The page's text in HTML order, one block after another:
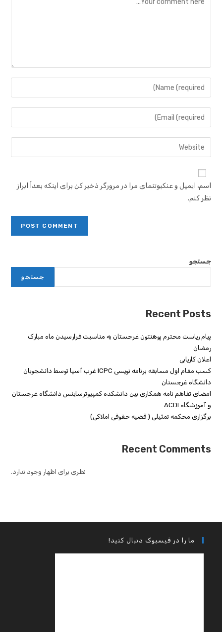
اسم، ایمیل و عنکبوتنمای مرا در مرورگر ذخیر کن برای اینکه بعداً ابراز
نظر کنم.
جستجو
جستجو
Recent Posts
پیام ریاست محترم پوهنتون غرجستان به مناسبت فرارسیدن ماه مبارک
رمضان
اعلان کاریابی
کسب مقام اول مسابقه برنامه نویسی ICPC غرب آسیا توسط دانشجویان
دانشگاه غرجستان
امضای تفاهم نامه همکاری بین دانشکده کمپیوترساینس دانشگاه غرجستان
و آموزشگاه ACDI
برگزاری محکمه تمثیلی ( قضیه حقوقی املاکی)
Recent Comments
نظری برای اظهار وجود ندارد.
ما را در فیسبوک دنبال کنید!